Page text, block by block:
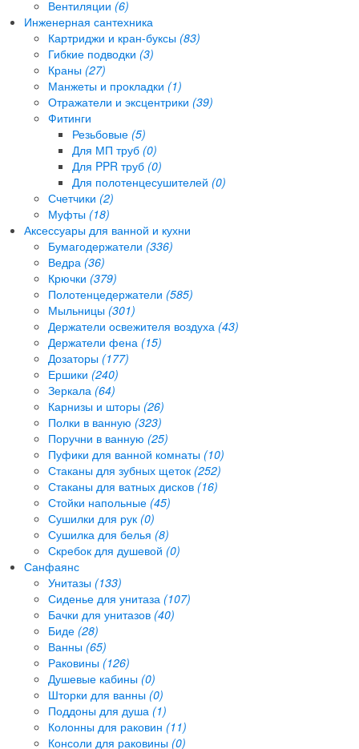
Вентиляции (6)
Инженерная сантехника
Картриджи и кран-буксы (83)
Гибкие подводки (3)
Краны (27)
Манжеты и прокладки (1)
Отражатели и эксцентрики (39)
Фитинги
Резьбовые (5)
Для МП труб (0)
Для PPR труб (0)
Для полотенцесушителей (0)
Счетчики (2)
Муфты (18)
Аксессуары для ванной и кухни
Бумагодержатели (336)
Ведра (36)
Крючки (379)
Полотенцедержатели (585)
Мыльницы (301)
Держатели освежителя воздуха (43)
Держатели фена (15)
Дозаторы (177)
Ершики (240)
Зеркала (64)
Карнизы и шторы (26)
Полки в ванную (323)
Поручни в ванную (25)
Пуфики для ванной комнаты (10)
Стаканы для зубных щеток (252)
Стаканы для ватных дисков (16)
Стойки напольные (45)
Сушилки для рук (0)
Сушилка для белья (8)
Скребок для душевой (0)
Санфаянс
Унитазы (133)
Сиденье для унитаза (107)
Бачки для унитазов (40)
Биде (28)
Ванны (65)
Раковины (126)
Душевые кабины (0)
Шторки для ванны (0)
Поддоны для душа (1)
Колонны для раковин (11)
Консоли для раковины (0)